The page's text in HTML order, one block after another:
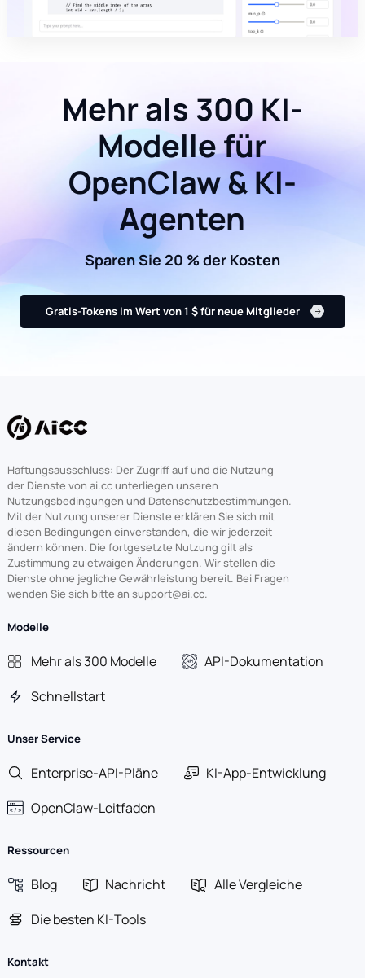
Mehr als 300 KI-
Modelle für
OpenClaw & KI-
Agenten
Sparen Sie 20 % der Kosten
Gratis-Tokens im Wert von 1 $ für neue Mitglieder
Haftungsausschluss: Der Zugriff auf und die Nutzung
der Dienste von ai.cc unterliegen unseren
Nutzungsbedingungen und Datenschutzbestimmungen.
Mit der Nutzung unserer Dienste erklären Sie sich mit
diesen Bedingungen einverstanden, die wir jederzeit
ändern können. Die fortgesetzte Nutzung gilt als
Zustimmung zu etwaigen Änderungen. Wir stellen die
Dienste ohne jegliche Gewährleistung bereit. Bei Fragen
wenden Sie sich bitte an support@ai.cc.
Modelle
Mehr als 300 Modelle
API-Dokumentation
Schnellstart
Unser Service
Enterprise-API-Pläne
KI-App-Entwicklung
OpenClaw-Leitfaden
Ressourcen
Blog Nachricht
Alle Vergleiche
Die besten KI-Tools
Kontakt